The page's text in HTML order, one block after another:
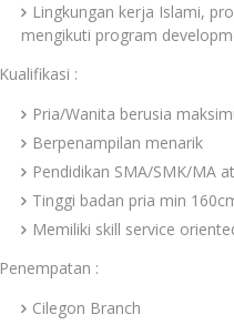
Lingkungan kerja Islami,
mengikuti program
Kualifikasi :
Pria/Wanita berusia
Berpenampilan menarik
Pendidikan SMA/SMK/MA
Tinggi badan pria min
Memiliki skill service
Penempatan :
Cilegon Branch